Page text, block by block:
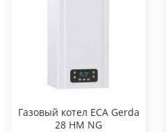
Газовый котел ECA Gerda
28 HM NG